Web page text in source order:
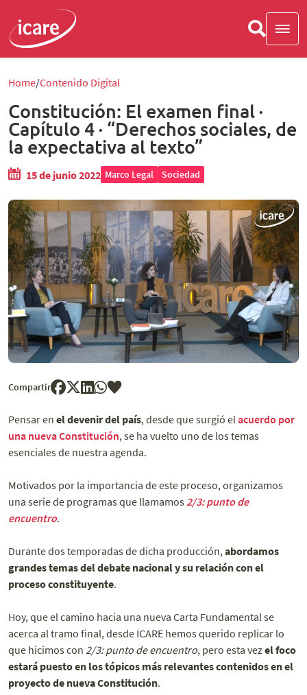
Home Contenido Digital
Constitución: El examen final ·
Capítulo 4 · “Derechos sociales, de
la expectativa al texto”
15 de junio 2022 Marco Legal Sociedad
Compartir
Pensar en el devenir del país, desde que surgió elacuerdo por
una nueva Constitución, se ha vuelto uno de los temas
esenciales de nuestra agenda.
Motivados por la importancia de este proceso, organizamos
una serie de programas que llamamos2/3: punto de
encuentro.
Durante dos temporadas de dicha producción,abordamos
grandes temas del debate nacional y su relación con el
proceso constituyente.
Hoy, que el camino hacia una nueva Carta Fundamental se
acerca al tramo final, desde ICARE hemos querido replicar lo
que hicimos con 2/3: punto de encuentro, pero esta vezel foco
estará puesto en los tópicos más relevantes contenidos en el
proyecto de nueva Constitución.